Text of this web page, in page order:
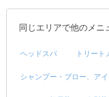
同じエリアで他のメニ
ヘッドスパ トリート
シャンプー・ブロー、ア